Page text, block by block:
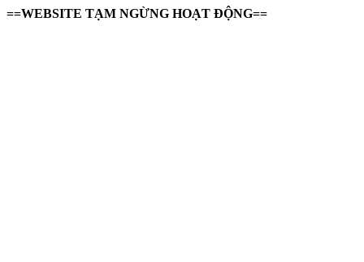
==WEBSITE TẠM NGỪNG HOẠT ĐỘNG==